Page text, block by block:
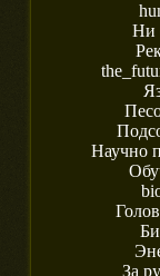
Ни
Научно
За